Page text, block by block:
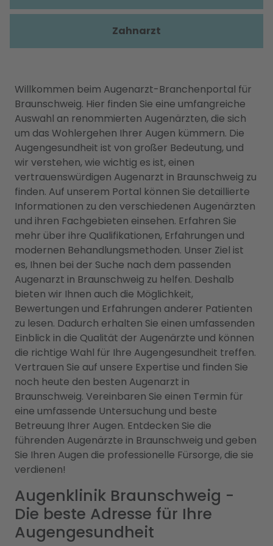
Willkommen beim Augenarzt-Branchenportal für
Braunschweig. Hier finden Sie eine umfangreiche
Auswahl an renommierten Augenärzten, die sich
um das Wohlergehen Ihrer Augen kümmern. Die
Augengesundheit ist von großer Bedeutung, und
wir verstehen, wie wichtig es ist, einen
vertrauenswürdigen Augenarzt in Braunschweig zu
finden. Auf unserem Portal können Sie detaillierte
Informationen zu den verschiedenen Augenärzten
und ihren Fachgebieten einsehen. Erfahren Sie
mehr über ihre Qualifikationen, Erfahrungen und
modernen Behandlungsmethoden. Unser Ziel ist
es, Ihnen bei der Suche nach dem passenden
Augenarzt in Braunschweig zu helfen. Deshalb
bieten wir Ihnen auch die Möglichkeit,
Bewertungen und Erfahrungen anderer Patienten
zu lesen. Dadurch erhalten Sie einen umfassenden
Einblick in die Qualität der Augenärzte und können
die richtige Wahl für Ihre Augengesundheit treffen.
Vertrauen Sie auf unsere Expertise und finden Sie
noch heute den besten Augenarzt in
Braunschweig. Vereinbaren Sie einen Termin für
eine umfassende Untersuchung und beste
Betreuung Ihrer Augen. Entdecken Sie die
führenden Augenärzte in Braunschweig und geben
Sie Ihren Augen die professionelle Fürsorge, die sie
verdienen!
Augenklinik Braunschweig -
Die beste Adresse für Ihre
Augengesundheit
Zahnarzt